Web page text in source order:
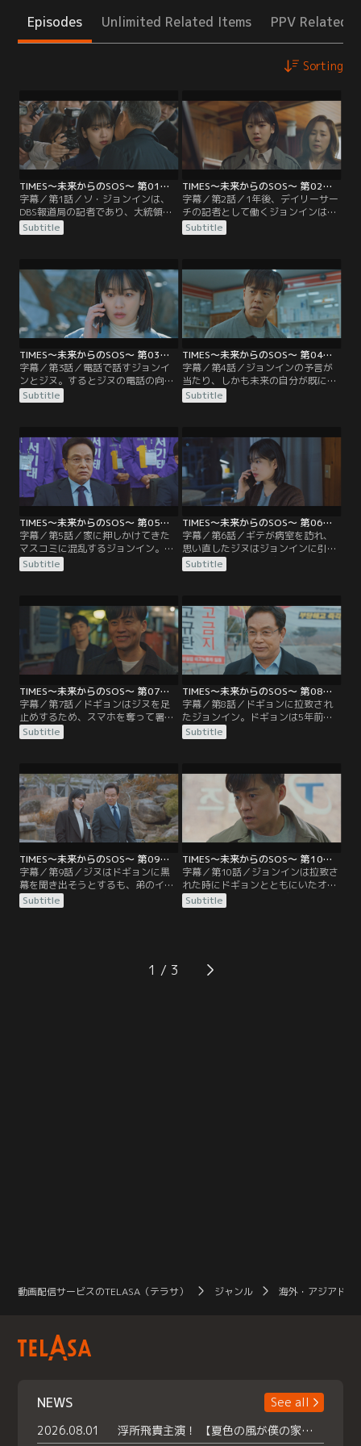
Episodes Unlimited Related Items PPV Related
Sorting
TIMES～未来からのSOS～ 第01話／字幕
字幕／第1話／ソ・ジョンインは、
DBS報道局の記者であり、大統領
ソ・ギテの一人娘。元記者である父
の背中を追いかけて記者になったジ
日々を送っていた。ある日、ジョン
インが仕事中、瞬きのあとに目を開
けるとまったく別の環境が広がって
いた。
Subtitle
TIMES～未来からのSOS～ 第02話／字幕
字幕／第2話／1年後、デイリーサー
チの記者として働くジョンインは、
父親の死を徐々に受け入れながらも
父の事件を調査し続けていた。警察
し立てられてしまう。そんな中、タ
イムズのイ・ジヌと名乗る記者から
インタビューを依頼されたジョンイ
ンは、父親の事件現場で待ち合わせ
ることに。
Subtitle
TIMES～未来からのSOS～ 第03話／字幕
字幕／第3話／電話で話すジョンイ
ンとジヌ。するとジヌの電話の向こ
うからギテの声が。怪しい男に騙さ
れかけたと憤慨したジョンインが警
ーサーチだったことが判明する。
2015年と2020年が同じ時間軸で進
んでいることを知ったジョンイン
は、自分が未来にいることを証明す
るため…。
Subtitle
TIMES～未来からのSOS～ 第04話／字幕
字幕／第4話／ジョンインの予言が
当たり、しかも未来の自分が既に死
んでいると聞かされたジヌはショッ
クを受ける。ジョンインはジヌが死
む。非現実的な話だと疑いながらも
狙撃の阻止に力を貸すことにしたジ
ヌ。そして事件当日、2020年ではギ
テの追悼式が開かれ…。
Subtitle
TIMES～未来からのSOS～ 第05話／字幕
字幕／第5話／家に押しかけてきた
マスコミに混乱するジョンイン。部
屋に戻ってボードを見ると、新たな
事件が起こっていたことが判明。父
うのだ。ジョンインからの電話で状
況の変化を知ったジヌだったが、こ
れ以上の協力は戸惑っていた。ジヌ
の決心を待つ間、ジョンインは…。
Subtitle
TIMES～未来からのSOS～ 第06話／字幕
字幕／第6話／ギテが病室を訪れ、
思い直したジヌはジョンインに引き
続き協力することを約束する。ジョ
ンインから父親の尾行を指示された
害者であるチョ・ユジンがジヌの目
の前でひかれてしまう。すぐさま救
急車を呼んだものの彼女は命を落と
してしまった。
Subtitle
TIMES～未来からのSOS～ 第07話／字幕
字幕／第7話／ドギョンはジヌを足
止めするため、スマホを奪って署に
拘束する。その頃、チェ秘書官の所
に向かうジョンインは、新たに過去
ヌの留守番電話にメッセージを残
す。そして、チェ秘書官との約束場
所である廃墟に到着したジョンイン
の前にドギョンが現れる。
Subtitle
TIMES～未来からのSOS～ 第08話／字幕
字幕／第8話／ドギョンに拉致され
たジョンイン。ドギョンは5年前に
2020年のジョンインと電話でつなが
っていることをジヌから聞かされて
再び目を開けると自宅の部屋にい
た。ボードに書かれた犯人の名前が
変わっていることに気が付いたジョ
ンインは慌ててジヌに電話を掛け
Subtitle
TIMES～未来からのSOS～ 第09話／字幕
字幕／第9話／ジヌはドギョンに黒
幕を聞き出そうとするも、弟のイ・
グヌを殺したのがギテだと聞かされ
る。真相を確かめるべくギテの事務
体を突き止めるまで協力すると告げ
る。DBSの記者にもどったジョンイ
Subtitle
TIMES～未来からのSOS～ 第10話／字幕
字幕／第10話／ジョンインは拉致さ
れた時にドギョンとともにいたオ・
ジョンシク刑事に揺さぶりをかけ、
動向をうかがう。ジヌは弟の事件と
ドギョンと面会して説得するはずだ
ったが、ドギョンの死を食い止める
Subtitle
1
動画配信サービスのTELASA（テラサ） ジャンル 海外・アジアドラ
NEWS
See all
2026.08.01
浮所飛貴主演！ 【夏色の風が僕の家にやってきた】 本日よりテラサで独占配信スタート！